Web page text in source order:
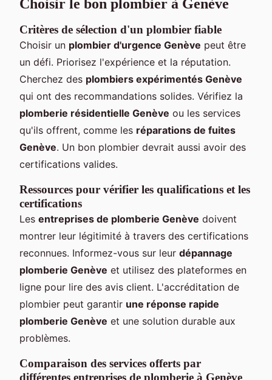
Choisir le bon plombier à Genève
Critères de sélection d'un plombier fiable
Choisir un plombier d'urgence Genève peut être
un défi. Priorisez l'expérience et la réputation.
Cherchez des plombiers expérimentés Genève
qui ont des recommandations solides. Vérifiez la
plomberie résidentielle Genève ou les services
qu'ils offrent, comme les réparations de fuites
Genève. Un bon plombier devrait aussi avoir des
certifications valides.
Ressources pour vérifier les qualifications et les
certifications
Les entreprises de plomberie Genève doivent
montrer leur légitimité à travers des certifications
reconnues. Informez-vous sur leur dépannage
plomberie Genève et utilisez des plateformes en
ligne pour lire des avis client. L'accréditation de
plombier peut garantir une réponse rapide
plomberie Genève et une solution durable aux
problèmes.
Comparaison des services offerts par
différentes entreprises de plomberie à Genève